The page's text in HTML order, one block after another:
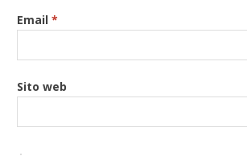
Email*
Sito web